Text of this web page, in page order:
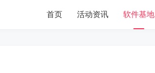
首页 活动资讯 软件基地